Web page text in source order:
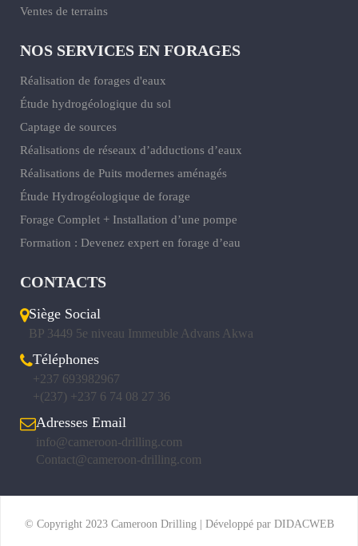
Ventes de terrains
NOS SERVICES EN FORAGES
Réalisation de forages d'eaux
Étude hydrogéologique du sol
Captage de sources
Réalisations de réseaux d’adductions d’eaux
Réalisations de Puits modernes aménagés
Étude Hydrogéologique de forage
Forage Complet + Installation d’une pompe
Formation : Devenez expert en forage d’eau
CONTACTS
Siège Social
BP 3449 5e niveau Immeuble Advans Akwa
Téléphones
+237 693982967
+(237) +237 6 74 08 27 36
Adresses Email
info@cameroon-drilling.com
Contact@cameroon-drilling.com
© Copyright 2023 Cameroon Drilling | Développé par DIDACWEB